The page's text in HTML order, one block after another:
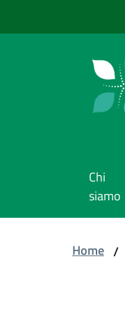
Chi
siamo
Home /